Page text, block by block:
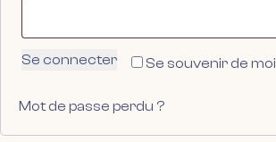
Se souvenir de moi
Se connecter
Mot de passe perdu ?